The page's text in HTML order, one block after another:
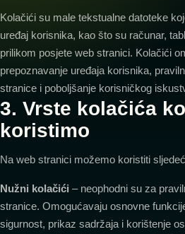
Kolačići su male tekstualne datoteke
uređaj korisnika, kao što su računar,
prilikom posjete web stranici. Kolačići
prepoznavanje uređaja korisnika,
stranice i poboljšanje korisničkog
3. Vrste kolačića
koristimo
Na web stranici možemo koristiti
Nužni kolačići – neophodni su za
stranice. Omogućavaju osnovne
sigurnost, prikaz sadržaja i korištenje